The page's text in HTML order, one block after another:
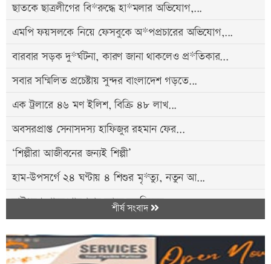
ছাতকে ছাত্রলীগের বি*রুদ্ধে হা*মলার অভিযোগ,...
এমপি ফয়সলকে নিয়ে ফেসবুকে অ*পপ্রচারের অভিযোগ,...
বারবার সড়ক দু*র্ঘটনা, কারণ জানা থাকলেও প্র*তিকার...
সবার সম্মিলিত প্রচেষ্টায় সুন্দর বাংলাদেশ গড়তে...
এক ট্রলারে ৪৬ মণ ইলিশ, বিক্রি ৪৮ লাখ...
অবসরপ্রাপ্ত সেনাসদস্য হাফিজুর রহমান ফের...
‘শিল্পীরা আজীবনের জন্যই শিল্পী’
হাম-উপসর্গে ২৪ ঘণ্টায় ৪ শিশুর মৃ*ত্যু, নতুন আ...
বাউধরণ গ্রামে শাহপরান জামে মসজিদের...
শাবির দিক থিয়েটারের নতুন মৌলিক নাটক 'অদ্যপুরাণ',...
শীর্ষ সংবাদ